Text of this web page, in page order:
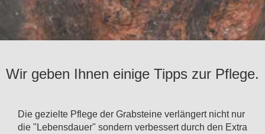
Wir geben Ihnen einige Tipps zur Pflege.
Die gezielte Pflege der Grabsteine verlängert nicht nur
die "Lebensdauer" sondern verbessert durch den Extra